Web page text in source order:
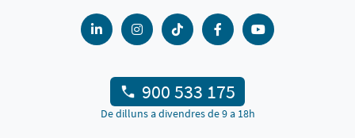
900 533 175
De dilluns a divendres de 9 a 18h